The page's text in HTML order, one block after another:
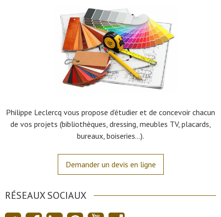
Philippe Leclercq vous propose d’étudier et de concevoir chacun
de vos projets (bibliothèques, dressing, meubles TV, placards,
bureaux, boiseries…).
Demander un devis en ligne
RÉSEAUX SOCIAUX